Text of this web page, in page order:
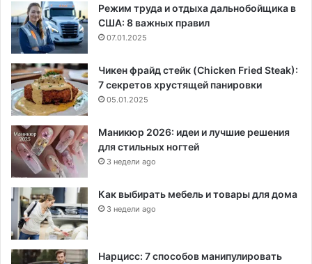
Режим труда и отдыха дальнобойщика в
США: 8 важных правил
07.01.2025
Чикен фрайд стейк (Chicken Fried Steak):
7 секретов хрустящей панировки
05.01.2025
Маникюр 2026: идеи и лучшие решения
для стильных ногтей
3 недели ago
Как выбирать мебель и товары для дома
3 недели ago
Нарцисс: 7 способов манипулировать